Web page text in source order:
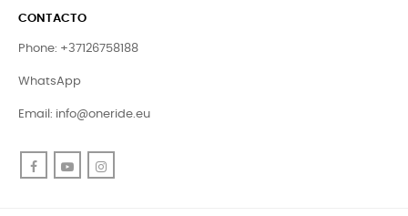
CONTACTO
Phone: +37126758188
WhatsApp
Email: info@oneride.eu
FacebookYouTube